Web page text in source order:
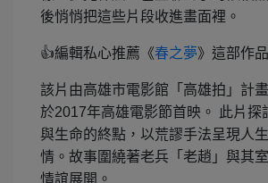
後悄悄把這些片段收進畫面裡。
👍編輯私心推薦《春之夢》這部作品
該片由高雄市電影館「高雄拍」計
於2017年高雄電影節首映。 此片探
與生命的終點，以荒謬手法呈現人
情。故事圍繞著老兵「老趙」與其
情誼展開。